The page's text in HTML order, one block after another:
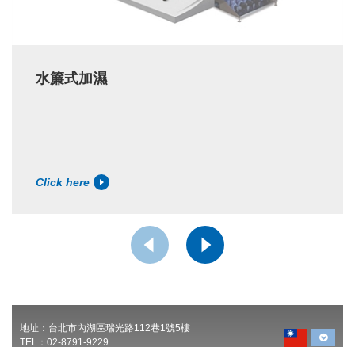
水簾式加濕
Click here
地址：台北市內湖區瑞光路112巷1號5樓
TEL：02-8791-9229